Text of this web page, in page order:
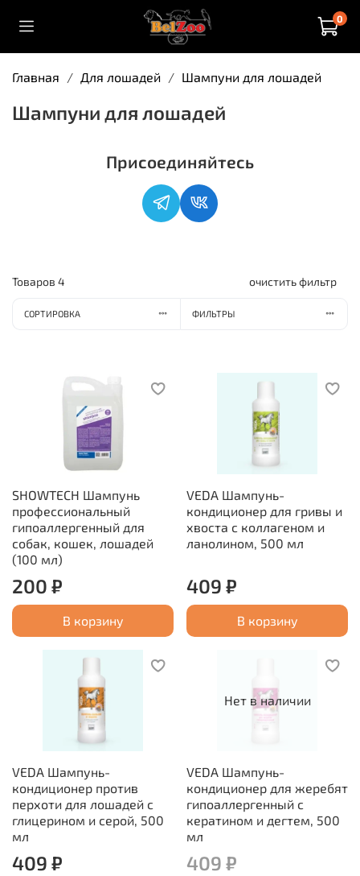
0
Главная Для лошадей Шампуни для лошадей
Шампуни для лошадей
Товаров 4 очистить фильтр
СОРТИРОВКА ФИЛЬТРЫ
SHOWTECH Шампунь
профессиональный
гипоаллергенный для
собак, кошек, лошадей
(100 мл)
200 ₽
В корзину
VEDA Шампунь-
кондиционер для гривы и
хвоста с коллагеном и
ланолином, 500 мл
409 ₽
В корзину
VEDA Шампунь-
кондиционер против
перхоти для лошадей с
глицерином и серой, 500
мл
409 ₽
Нет в наличии
VEDA Шампунь-
кондиционер для жеребят
гипоаллергенный с
кератином и дегтем, 500
мл
409 ₽
Присоединяйтесь